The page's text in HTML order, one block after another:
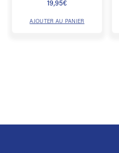
19,95€
AJOUTER AU PANIER